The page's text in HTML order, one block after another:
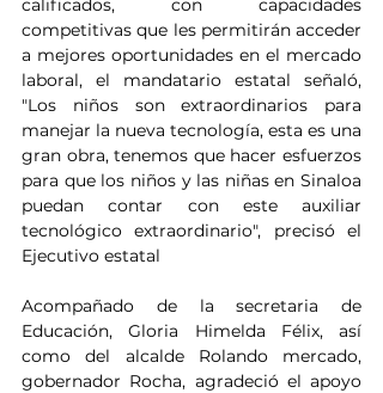
competitivas que les permitirán acceder
a mejores oportunidades en el mercado
laboral, el mandatario estatal señaló,
"Los niños son extraordinarios para
manejar la nueva tecnología, esta es una
gran obra, tenemos que hacer esfuerzos
para que los niños y las niñas en Sinaloa
puedan contar con este auxiliar
tecnológico extraordinario", precisó el
Ejecutivo estatal
Acompañado de la secretaria de
Educación, Gloria Himelda Félix, así
como del alcalde Rolando mercado,
gobernador Rocha, agradeció el apoyo